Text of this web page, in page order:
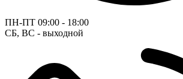
ПН-ПТ 09:00 - 18:00
СБ, ВС - выходной